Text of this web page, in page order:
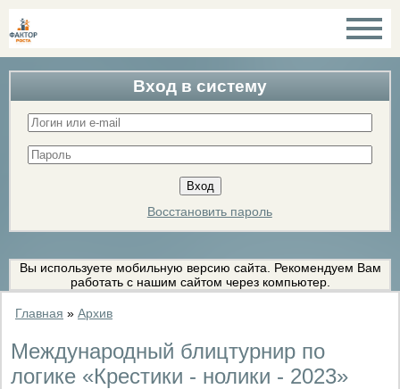
Вход в систему
Восстановить пароль
Вы используете мобильную версию сайта. Рекомендуем Вам
работать с нашим сайтом через компьютер.
Главная » Архив
Международный блицтурнир по
логике «Крестики - нолики - 2023»